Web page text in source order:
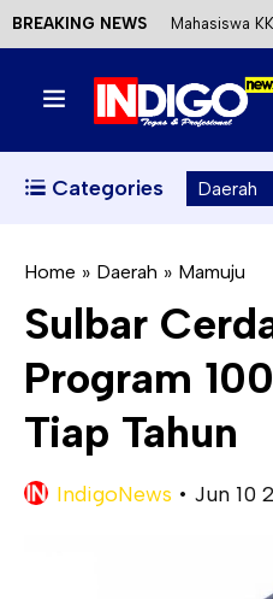
BREAKING NEWS Mahasiswa
Etik Wisata
Satu DPO
Ditangkap,
Perizinan Air
Kecewa
Soroti
Categories Daerah
Home » Daerah » Mamuju
Sulbar
Program
Tiap Tahun
IndigoNews • Jun 10